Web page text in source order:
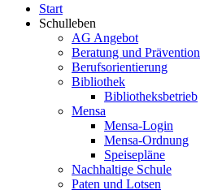
Start
Schulleben
AG Angebot
Beratung und Prävention
Berufsorientierung
Bibliothek
Bibliotheksbetrieb
Mensa
Mensa-Login
Mensa-Ordnung
Speisepläne
Nachhaltige Schule
Paten und Lotsen